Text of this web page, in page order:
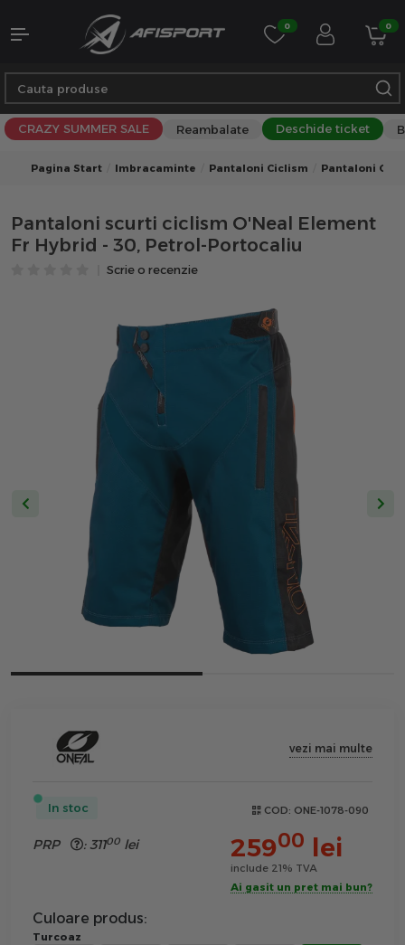
0 0
CRAZY SUMMER SALE Reambalate Deschide ticket
Pagina Start Imbracaminte Pantaloni Ciclism Pantaloni
Pantaloni scurti ciclism O'Neal Element
Fr Hybrid - 30, Petrol-Portocaliu
Scrie o recenzie
vezi mai multe
In stoc COD: ONE-1078-090
PRP : 31100 lei 25900 lei
include 21% TVA
Ai gasit un pret mai bun?
Culoare produs:
Turcoaz